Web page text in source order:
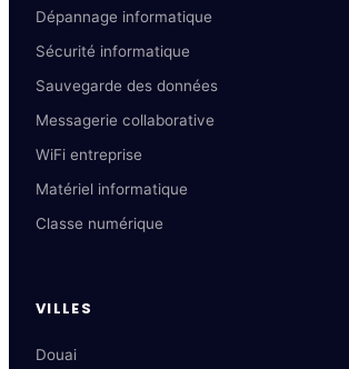
Dépannage informatique
Sécurité informatique
Sauvegarde des données
Messagerie collaborative
WiFi entreprise
Matériel informatique
Classe numérique
VILLES
Douai